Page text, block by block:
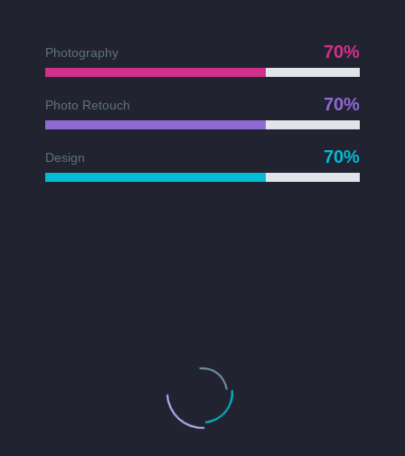
Photography 70%
Photo Retouch 70%
Design 70%